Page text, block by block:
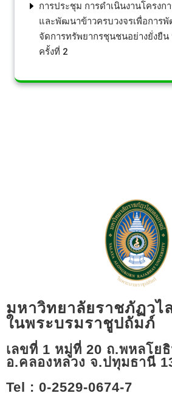
การประชุม การดำเนินงานโครงก
และพัฒนาข้าวครบวงจรเพื่อการ
จัดการทรัพยากรชุนชนอย่างยั่งยืน
ครั้งที่ 2
มหาวิทยาลัยราชภัฏวไ
ในพระบรมราชูปถัมภ์
เลขที่ 1 หมู่ที่ 20 ถ.พหลโย
อ.คลองหลวง จ.ปทุมธานี
Tel : 0-2529-0674-7